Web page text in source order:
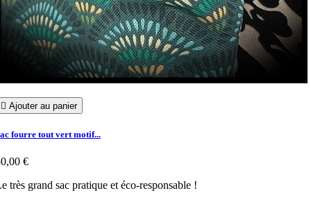
 Ajouter au panier
fourre tout vert motif...
€
très grand sac pratique et éco-responsable !